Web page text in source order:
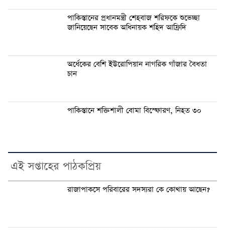
পাকিস্তানের প্রধানমন্ত্রী শেহবাজ শরিফকে শুভেচ্ছা
জানিয়েছেন সাবেক অধিনায়ক শহিদ আফ্রিদি
অর্ধেকের বেশি ইউরোপিয়ান নাগরিক গাঁজার বৈধতা
চান
পাকিস্তানে শক্তিশালী বোমা বিস্ফোরণ, নিহত ৩০
এই সপ্তাহের পাঠকপ্রিয়
রাজাপাকসে পরিবারের সদস্যরা কে কোথায় আছেন?